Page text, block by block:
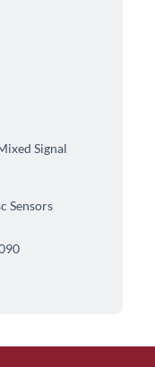
Signal
Sensors